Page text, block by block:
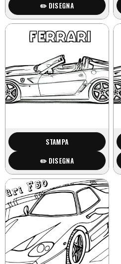
✏️ DISEGNA
STAMPA
✏️ DISEGNA